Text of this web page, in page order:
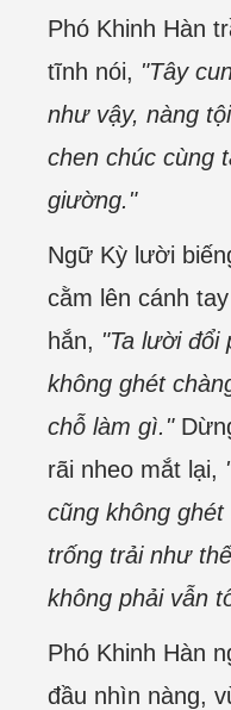
Phó Khinh Hàn
tĩnh nói, "Tây
như vậy, nàng
chen chúc cùng
giường."
Ngữ Kỳ lười
cằm lên cánh
hắn, "Ta lười đổi
không ghét
chỗ làm gì."
rãi nheo mắt lại,
cũng không
trống trải như
không phải vẫn
Phó Khinh Hàn
đầu nhìn nàng,